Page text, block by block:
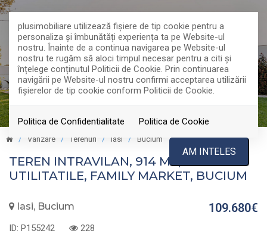
plusimobiliare utilizează fişiere de tip cookie pentru a
personaliza și îmbunătăți experiența ta pe Website-ul
nostru. Înainte de a continua navigarea pe Website-ul
nostru te rugăm să aloci timpul necesar pentru a citi și
înțelege conținutul Politicii de Cookie. Prin continuarea
navigării pe Website-ul nostru confirmi acceptarea utilizării
fişierelor de tip cookie conform Politicii de Cookie.
Politica de Confidentialitate Politica de Cookie
AM INTELES
Vanzare Terenuri Iasi Bucium
TEREN INTRAVILAN, 914 MP, TOATE
UTILITATILE, FAMILY MARKET, BUCIUM
Iasi, Bucium 109.680€
ID: P155242 228
TOP